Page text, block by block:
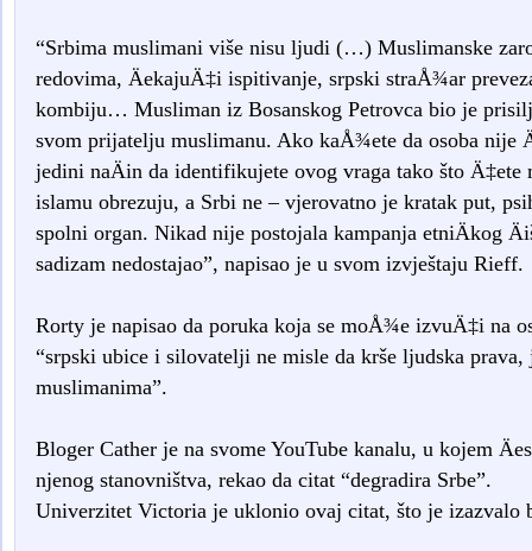
“Srbima muslimani više nisu ljudi (…) Muslimanske
redovima, ÄekajuÄ‡i ispitivanje, srpski straÅ¾ar
kombiju… Musliman iz Bosanskog Petrovca bio je
svom prijatelju muslimanu. Ako kaÅ¾ete da osoba nije
jedini naÄin da identifikujete ovog vraga tako što Ä‡ete
islamu obrezuju, a Srbi ne – vjerovatno je kratak put,
spolni organ. Nikad nije postojala kampanja etniÄkog
sadizam nedostajao”, napisao je u svom izvještaju Rieff.
Rorty je napisao da poruka koja se moÅ¾e izvuÄ‡i na
“srpski ubice i silovatelji ne misle da krše ljudska
muslimanima”.
Bloger Cather je na svome YouTube kanalu, u kojem
njenog stanovništva, rekao da citat “degradira Srbe”.
Univerzitet Victoria je uklonio ovaj citat, što je izazvalo